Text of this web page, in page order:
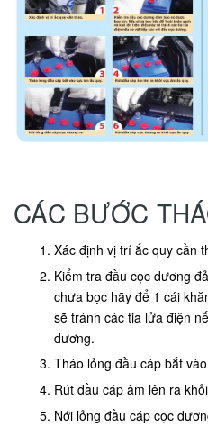
CÁC BƯỚC
Xác định vị trí ắc quy cần
Kiểm tra đầu cọc dương
chưa bọc hãy để 1 cái
sẽ tránh các tia lửa điện
dương.
Tháo lỏng đầu cáp bắt
Rút đầu cáp âm lên ra
Nới lỏng đầu cáp cọc